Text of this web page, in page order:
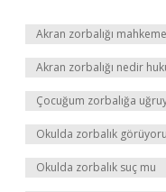
Akran zorbalığı
Akran zorbalığı nedir
Çocuğum zorbalığa
Okulda zorbalık
Okulda zorbalık suç mu